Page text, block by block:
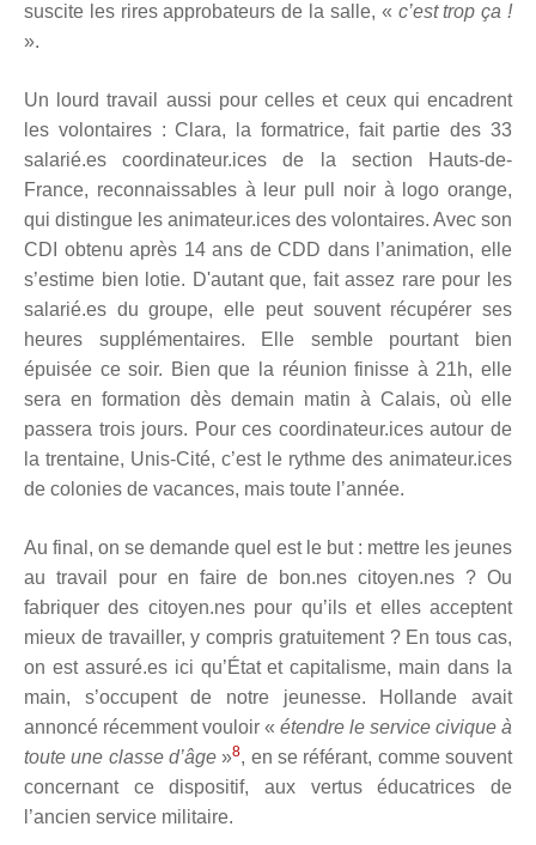
suscite les rires approbateurs de la salle, « c’est trop ça !
».
Un lourd travail aussi pour celles et ceux qui encadrent
les volontaires : Clara, la formatrice, fait partie des 33
salarié.es coordinateur.ices de la section Hauts-de-
France, reconnaissables à leur pull noir à logo orange,
qui distingue les animateur.ices des volontaires. Avec son
CDI obtenu après 14 ans de CDD dans l’animation, elle
s’estime bien lotie. D'autant que, fait assez rare pour les
salarié.es du groupe, elle peut souvent récupérer ses
heures supplémentaires. Elle semble pourtant bien
épuisée ce soir. Bien que la réunion finisse à 21h, elle
sera en formation dès demain matin à Calais, où elle
passera trois jours. Pour ces coordinateur.ices autour de
la trentaine, Unis-Cité, c’est le rythme des animateur.ices
de colonies de vacances, mais toute l’année.
Au final, on se demande quel est le but : mettre les jeunes
au travail pour en faire de bon.nes citoyen.nes ? Ou
fabriquer des citoyen.nes pour qu’ils et elles acceptent
mieux de travailler, y compris gratuitement ? En tous cas,
on est assuré.es ici qu’État et capitalisme, main dans la
main, s’occupent de notre jeunesse. Hollande avait
annoncé récemment vouloir « étendre le service civique à
toute une classe d’âge »8, en se référant, comme souvent
concernant ce dispositif, aux vertus éducatrices de
l’ancien service militaire.